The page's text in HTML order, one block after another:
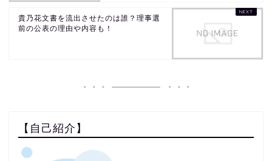
貴乃花文書を流出させたのは誰？理事選
前の公表の理由や内容も！
【自己紹介】